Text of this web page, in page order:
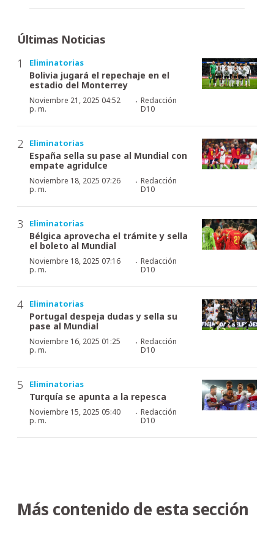
Últimas Noticias
Eliminatorias
Bolivia jugará el repechaje en el
estadio del Monterrey
Noviembre 21, 2025 04:52
p. m.
·Redacción
D10
Eliminatorias
España sella su pase al Mundial con
empate agridulce
Noviembre 18, 2025 07:26
p. m.
·Redacción
D10
Eliminatorias
Bélgica aprovecha el trámite y sella
el boleto al Mundial
Noviembre 18, 2025 07:16
p. m.
·Redacción
D10
Eliminatorias
Portugal despeja dudas y sella su
pase al Mundial
Noviembre 16, 2025 01:25
p. m.
·Redacción
D10
Eliminatorias
Turquía se apunta a la repesca
Noviembre 15, 2025 05:40
p. m.
·Redacción
D10
Más contenido de esta sección